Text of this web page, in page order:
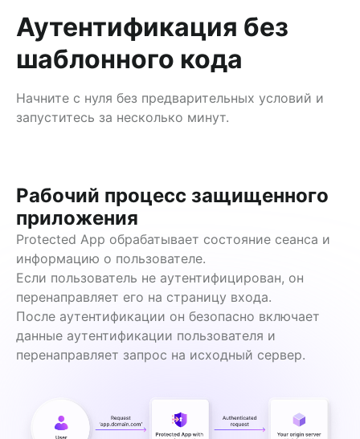
Аутентификация без
шаблонного кода
Начните с нуля без предварительных условий и
запуститесь за несколько минут.
Рабочий процесс защищенного
приложения
Protected App обрабатывает состояние сеанса и
информацию о пользователе.
Если пользователь не аутентифицирован, он
перенаправляет его на страницу входа.
После аутентификации он безопасно включает
данные аутентификации пользователя и
перенаправляет запрос на исходный сервер.